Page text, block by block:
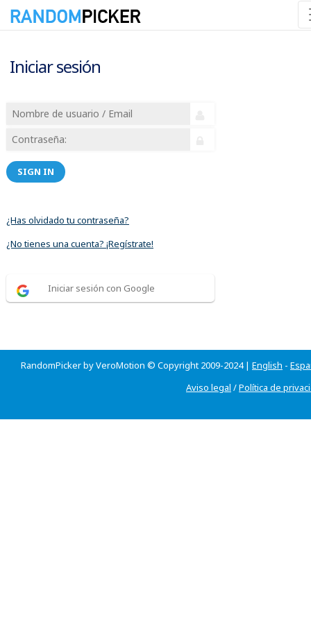
Iniciar sesión
SIGN IN
¿Has olvidado tu contraseña?
¿No tienes una cuenta? ¡Regístrate!
Iniciar sesión con Google
RandomPicker by VeroMotion © Copyright 2009-2024 | English -
Aviso legal /Política de